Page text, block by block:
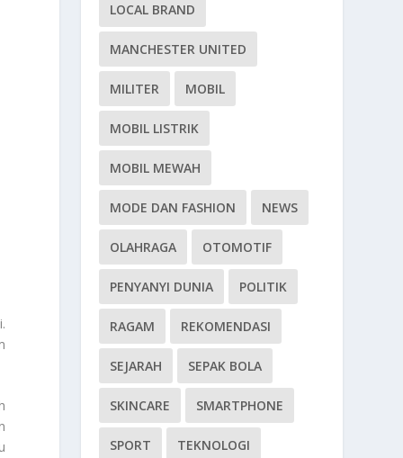
LOCAL BRAND
MANCHESTER UNITED
MILITER MOBIL
MOBIL LISTRIK
MOBIL MEWAH
MODE DAN FASHION NEWS
OLAHRAGA OTOMOTIF
PENYANYI DUNIA POLITIK
RAGAM REKOMENDASI
SEJARAH SEPAK BOLA
SKINCARE SMARTPHONE
SPORT TEKNOLOGI